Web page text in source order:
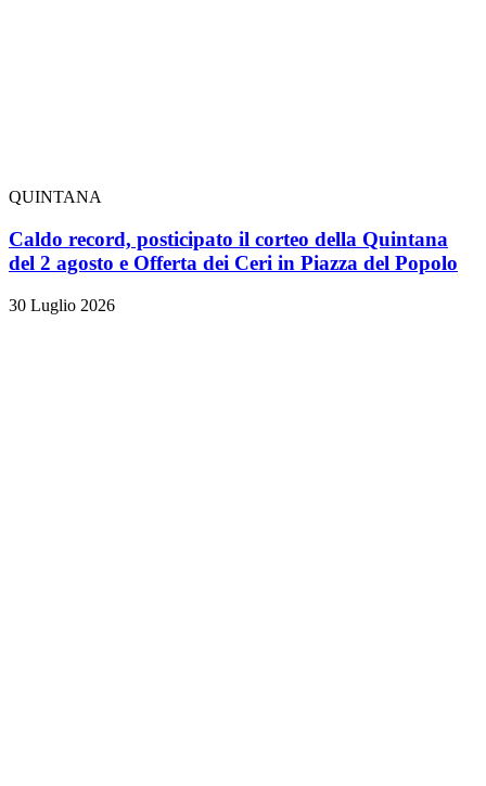
QUINTANA
Caldo record, posticipato il corteo della Quintana
del 2 agosto e Offerta dei Ceri in Piazza del Popolo
30 Luglio 2026